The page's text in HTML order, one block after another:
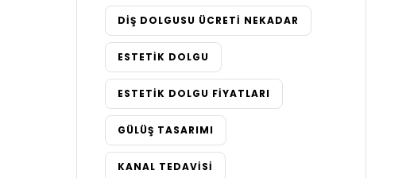
DIŞ DOLGUSU ÜCRETI NEKADAR
ESTETIK DOLGU
ESTETIK DOLGU FIYATLARI
GÜLÜŞ TASARIMI
KANAL TEDAVISI